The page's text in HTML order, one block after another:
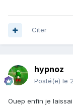
Citer
hypnoz
Posté(e) le
Ouep enfin je